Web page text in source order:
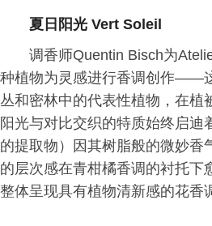
夏日阳光 Vert Soleil
调香师Quentin Bisch为
种植物为灵感进行香调创作——
丛和密林中的代表性植物，在植
阳光与对比交织的特质始终启
的提取物）因其树脂般的微妙香
的层次感在青柑橘香调的衬托下
整体呈现具有植物清新感的花香